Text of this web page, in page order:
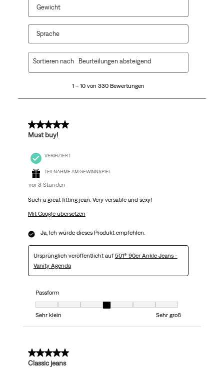
Gewicht
Sprache
330
1 – 10 von 330 Bewertungen
Sortieren nach Beurteilungen absteigend
5 von 5 Sternen.
Must buy!
VERIFIZIERT
TEILNAHME AM GEWINNSPIEL
vor 3 Stunden
Such a great fitting jean. Very versatile and sexy!
Mit Google übersetzen
Ja, Ich würde dieses Produkt empfehlen.
Ursprünglich veröffentlicht auf501® 90er Ankle Jeans -
Vanity Agenda
Passform
Passform, 4 von 7, wobei 1 gleich Sehr klein ist und 7 gleich Sehr groß
Sehr klein
Sehr groß
5 von 5 Sternen.
Classic jeans